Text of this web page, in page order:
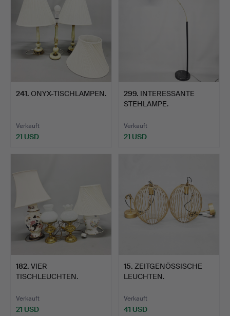
241. ONYX-TISCHLAMPEN.
Verkauft
21 USD
299. INTERESSANTE
STEHLAMPE.
Verkauft
21 USD
182. VIER
TISCHLEUCHTEN.
Verkauft
21 USD
15. ZEITGENÖSSISCHE
LEUCHTEN.
Verkauft
41 USD